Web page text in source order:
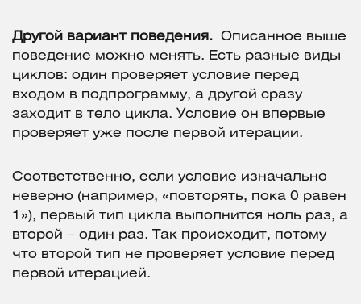
Другой вариант поведения.
Описанное выше
поведение можно менять. Есть разные виды
циклов: один проверяет условие перед
входом в подпрограмму, а другой сразу
заходит в тело цикла. Условие он впервые
проверяет уже после первой итерации.
Соответственно, если условие изначально
неверно (например, «повторять, пока 0 равен
1»), первый тип цикла выполнится ноль раз, а
второй – один раз. Так происходит, потому
что второй тип не проверяет условие перед
первой итерацией.